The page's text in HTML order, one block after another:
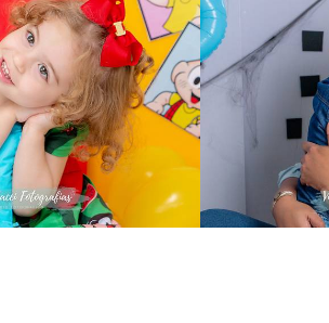
24